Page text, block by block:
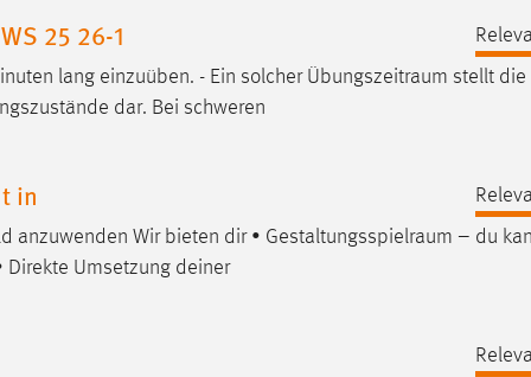
25 26-1
lang einzuüben. - Ein solcher Übungszeitraum stellt die
dar. Bei schweren
in
anzuwenden Wir bieten dir • Gestaltungsspielraum – du
Umsetzung deiner